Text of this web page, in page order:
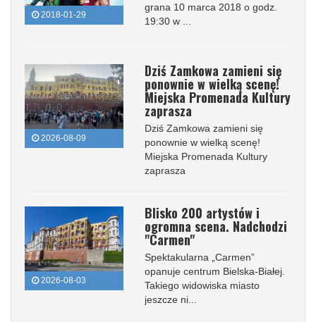
2018-01-29
grana 10 marca 2018 o godz.
19:30 w ...
2026-08-09
Dziś Zamkowa zamieni się
ponownie w wielką scenę!
Miejska Promenada Kultury
zaprasza
Dziś Zamkowa zamieni się
ponownie w wielką scenę!
Miejska Promenada Kultury
zaprasza
2026-08-03
Blisko 200 artystów i
ogromna scena. Nadchodzi
"Carmen"
Spektakularna „Carmen”
opanuje centrum Bielska-Białej.
Takiego widowiska miasto
jeszcze ni...